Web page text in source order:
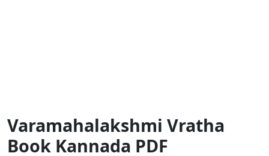
Varamahalakshmi Vratha
Book Kannada PDF